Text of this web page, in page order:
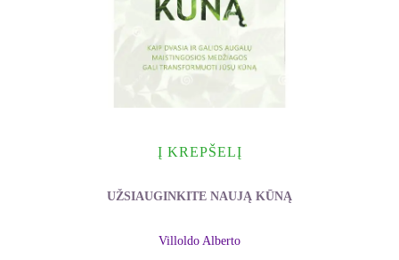
Į KREPŠELĮ
UŽSIAUGINKITE NAUJĄ KŪNĄ
Villoldo Alberto